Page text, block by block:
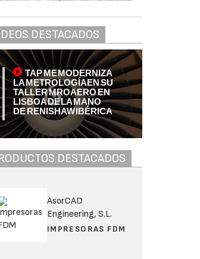
DESTACADOS
TAP ME MODERNIZA
LA METROLOGÍA EN SU
TALLER MRO AERO EN
LISBOA DE LA MANO
DE RENISHAW IBÉRICA
DESTACADOS
AsorCAD
Engineering, S.L.
IMPRESORAS FDM